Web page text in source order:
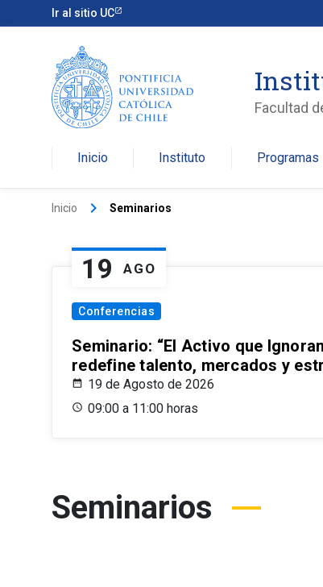
Ir al sitio UC
Facultad
Inicio Instituto Programas
Inicio keyboard_arrow_right Seminarios
19 AGO
Conferencias
Seminario: “El Activo que
redefine talento, mercados y
19 de Agosto de 2026
09:00 a 11:00 horas
Seminarios